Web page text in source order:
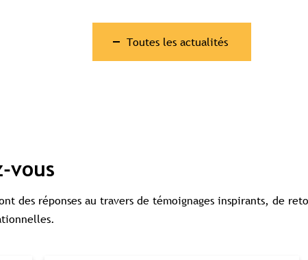
Toutes les actualités
vous
des réponses au travers de témoignages inspirants, de